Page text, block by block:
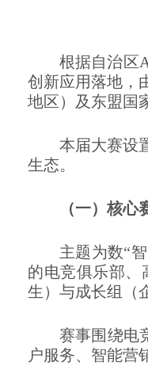
根据自治区
创新应用落地 ，
地区）及东盟国
本届大赛设
生态。
（一） 核心
主题为数“
的电竞俱乐部、
生）与成长组（
赛事围绕电
户服务、智能营